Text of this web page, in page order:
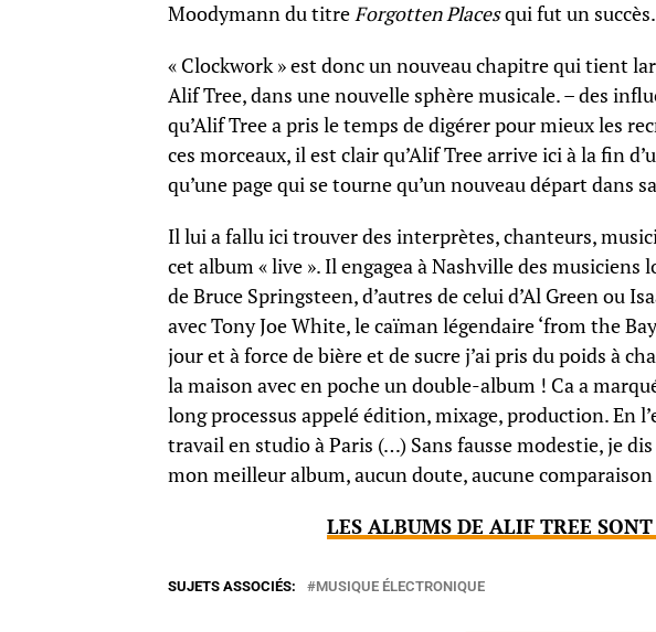
Moodymann du titreForgotten Placesqui fut un succès.
« Clockwork » est donc un nouveau chapitre qui tient
Alif Tree, dans une nouvelle sphère musicale. – des
qu’Alif Tree a pris le temps de digérer pour mieux les
ces morceaux, il est clair qu’Alif Tree arrive ici à la fin
qu’une page qui se tourne qu’un nouveau départ dans
Il lui a fallu ici trouver des interprètes, chanteurs,
cet album « live ». Il engagea à Nashville des
de Bruce Springsteen, d’autres de celui d’Al Green ou
avec Tony Joe White, le caïman légendaire ‘from the
jour et à force de bière et de sucre j’ai pris du poids à
la maison avec en poche un double-album ! Ca a
long processus appelé édition, mixage, production. En
travail en studio à Paris (…) Sans fausse modestie, je
mon meilleur album, aucun doute, aucune comparaison
LES ALBUMS DE ALIF TREE
SUJETS ASSOCIÉS: MUSIQUE ÉLECTRONIQUE